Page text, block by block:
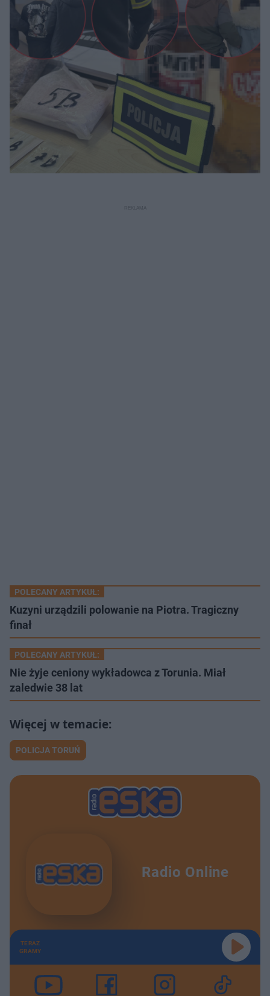
POLECANY ARTYKUŁ:
Kuzyni urządzili polowanie na Piotra. Tragiczny
finał
POLECANY ARTYKUŁ:
Nie żyje ceniony wykładowca z Torunia. Miał
zaledwie 38 lat
POLICJA TORUŃ
Radio Online
TERAZ
GRAMY